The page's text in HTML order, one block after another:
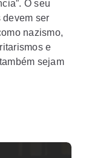
O seu
devem ser
nazismo,
e
sejam